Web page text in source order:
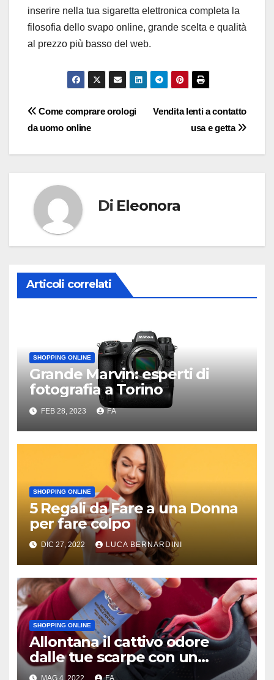
inserire nella tua sigaretta elettronica completa la
filosofia dello svapo online, grande scelta e qualità
al prezzo più basso del web.
Navigazione
Vendita lenti a contatto
usa e getta
Come comprare orologi
da uomo online
Di Eleonora
Articoli correlati
SHOPPING ONLINE
Grande Marvin: esperti di
fotografia a Torino
FEB 28, 2023 FA
SHOPPING ONLINE
5 Regali da Fare a una Donna
per fare colpo
DIC 27, 2022 LUCA BERNARDINI
SHOPPING ONLINE
Allontana il cattivo odore
dalle tue scarpe con un
deodorante naturale